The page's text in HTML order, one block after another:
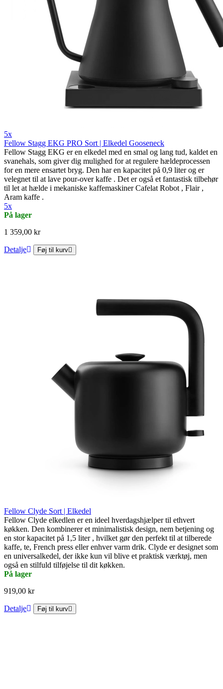
5x
Fellow Stagg EKG PRO Sort | Elkedel Gooseneck
Fellow Stagg EKG er en elkedel med en smal og lang tud, kaldet en
svanehals, som giver dig mulighed for at regulere hældeprocessen
for en mere ensartet bryg. Den har en kapacitet på 0,9 liter og er
velegnet til at lave pour-over kaffe . Det er også et fantastisk tilbehør
til let at hælde i mekaniske kaffemaskiner Cafelat Robot , Flair ,
Aram kaffe .
5x
På lager
1 359,00 kr
Detalje Føj til kurv
Fellow Clyde Sort | Elkedel
Fellow Clyde elkedlen er en ideel hverdagshjælper til ethvert
køkken. Den kombinerer et minimalistisk design, nem betjening og
en stor kapacitet på 1,5 liter , hvilket gør den perfekt til at tilberede
kaffe, te, French press eller enhver varm drik. Clyde er designet som
en universalkedel, der ikke kun vil blive et praktisk værktøj, men
også en stilfuld tilføjelse til dit køkken.
På lager
919,00 kr
Detalje Føj til kurv